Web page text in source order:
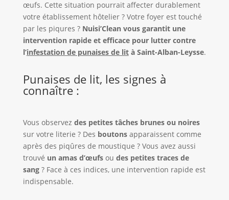
œufs. Cette situation pourrait affecter durablement
votre établissement hôtelier ? Votre foyer est touché
par les piqures ? Nuisi’Clean vous garantit une
intervention rapide et efficace pour lutter contre
l’infestation de punaises de lità Saint-Alban-Leysse.
Punaises de lit, les signes à
connaître :
Vous observez des petites tâches brunes ou noires
sur votre literie ? Des boutonsapparaissent comme
après des piqûres de moustique ? Vous avez aussi
trouvé un amas d’œufsou des petites traces de
sang? Face à ces indices, une intervention rapide est
indispensable.